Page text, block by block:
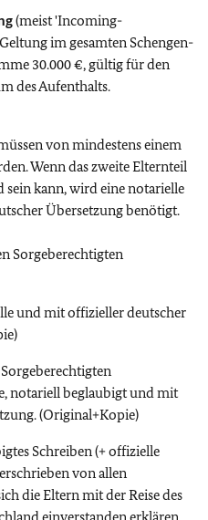
(meist 'Incoming-
im gesamten Schengen-
30.000 €, gültig für den
des Aufenthalts.
von mindestens einem
Wenn das zweite Elternteil
sein kann, wird eine notarielle
Übersetzung benötigt.
Sorgeberechtigten
und mit offizieller deutscher
notariell beglaubigt und mit
(Original+Kopie)
Schreiben (+ offizielle
von allen
die Eltern mit der Reise des